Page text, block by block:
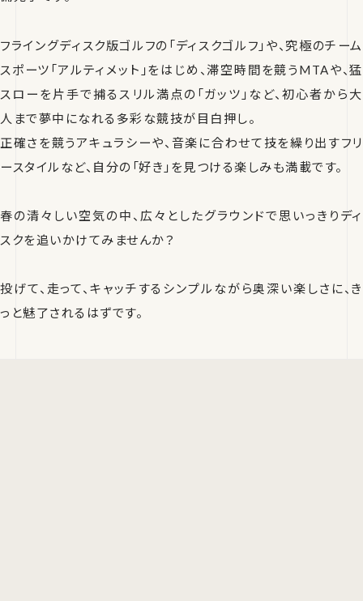
フライングディスク版ゴルフの「ディスクゴルフ」や、究極のチーム
スポーツ「アルティメット」をはじめ、滞空時間を競うMTAや、猛
スローを片手で捕るスリル満点の「ガッツ」など、初心者から大
人まで夢中になれる多彩な競技が目白押し。
正確さを競うアキュラシーや、音楽に合わせて技を繰り出すフリ
ースタイルなど、自分の「好き」を見つける楽しみも満載です。
春の清々しい空気の中、広々としたグラウンドで思いっきりディ
スクを追いかけてみませんか？
投げて、走って、キャッチするシンプルながら奥深い楽しさに、き
っと魅了されるはずです。